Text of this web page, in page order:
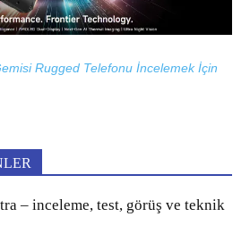
Rugged Telefonu İncelemek İçin
– inceleme, test, görüş ve teknik